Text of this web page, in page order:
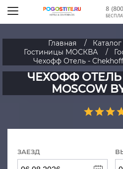
8
Главная
Гостиницы МОСКВА
Чехофф Отель -
ЧЕХОФФ ОТЕЛЬ
MOSCOW
ЗАЕЗД